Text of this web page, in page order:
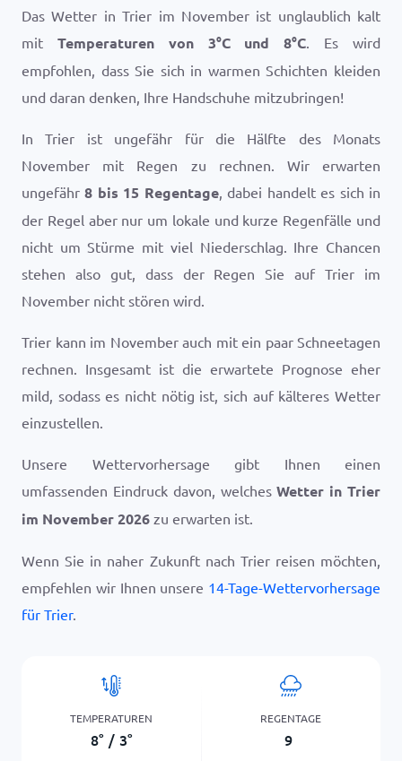
Das Wetter in Trier im November ist unglaublich kalt
mit Temperaturen von 3°Cund8°C. Es wird
empfohlen, dass Sie sich in warmen Schichten kleiden
und daran denken, Ihre Handschuhe mitzubringen!
In Trier ist ungefähr für die Hälfte des Monats
November mit Regen zu rechnen. Wir erwarten
ungefähr8 bis 15 Regentage, dabei handelt es sich in
der Regel aber nur um lokale und kurze Regenfälle und
nicht um Stürme mit viel Niederschlag. Ihre Chancen
stehen also gut, dass der Regen Sie auf Trier im
November nicht stören wird.
Trier kann im November auch mit ein paar Schneetagen
rechnen. Insgesamt ist die erwartete Prognose eher
mild, sodass es nicht nötig ist, sich auf kälteres Wetter
einzustellen.
Unsere Wettervorhersage gibt Ihnen einen
umfassenden Eindruck davon, welchesWetter in Trier
im November 2026 zu erwarten ist.
Wenn Sie in naher Zukunft nach Trier reisen möchten,
empfehlen wir Ihnen unsere 14-Tage-Wettervorhersage
für Trier.
TEMPERATUREN
8° / 3°
REGENTAGE
9